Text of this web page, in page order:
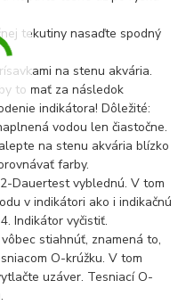
tekutiny nasaďte spodný
na stenu akvária.
to mať za následok
indikátora! Dôležité:
vodou len čiastočne.
na stenu akvária blízko
farby.
Dauertest vyblednú. V tom
v indikátori ako i indikačnú
Indikátor vyčistiť.
stiahnúť, znamená to,
O-krúžku. V tom
uzáver. Tesniací O-